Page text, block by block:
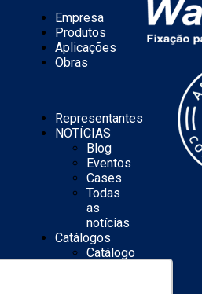
Empresa
Produtos
Aplicações
Obras
Representantes
NOTÍCIAS
Blog
Eventos
Cases
Todas
as
notícias
Catálogos
Catálogo